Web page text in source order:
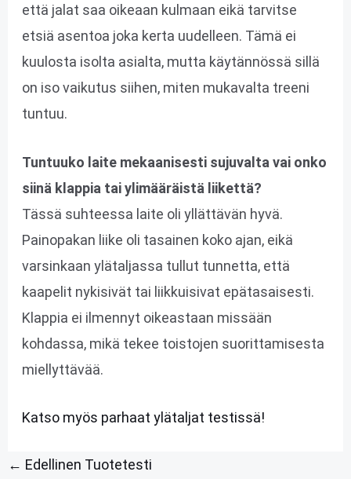
että jalat saa oikeaan kulmaan eikä tarvitse
etsiä asentoa joka kerta uudelleen. Tämä ei
kuulosta isolta asialta, mutta käytännössä sillä
on iso vaikutus siihen, miten mukavalta treeni
tuntuu.
Tuntuuko laite mekaanisesti sujuvalta vai onko
siinä klappia tai ylimääräistä liikettä?
Tässä suhteessa laite oli yllättävän hyvä.
Painopakan liike oli tasainen koko ajan, eikä
varsinkaan ylätaljassa tullut tunnetta, että
kaapelit nykisivät tai liikkuisivat epätasaisesti.
Klappia ei ilmennyt oikeastaan missään
kohdassa, mikä tekee toistojen suorittamisesta
miellyttävää.
Katso myös parhaat ylätaljat testissä!
← Edellinen Tuotetesti